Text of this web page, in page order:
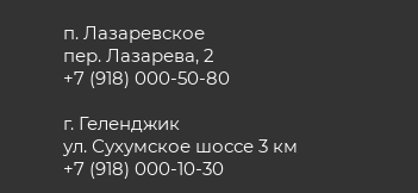
п. Лазаревское
пер. Лазарева, 2
+7 (918) 000-50-80
г. Геленджик
ул. Сухумское шоссе 3 км
+7 (918) 000-10-30